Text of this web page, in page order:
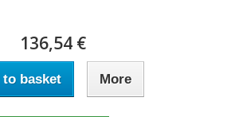
136,54 €
to basket More